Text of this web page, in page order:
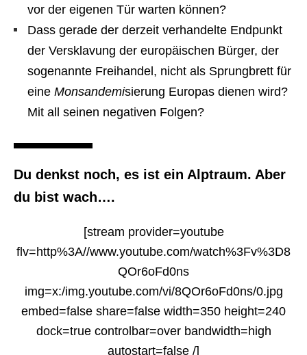
vor der eigenen Tür warten können?
Dass gerade der derzeit verhandelte Endpunkt
der Versklavung der europäischen Bürger, der
sogenannte Freihandel, nicht als Sprungbrett für
eine Monsandemisierung Europas dienen wird?
Mit all seinen negativen Folgen?
Du denkst noch, es ist ein Alptraum. Aber
du bist wach….
[stream provider=youtube
flv=http%3A//www.youtube.com/watch%3Fv%3D8
QOr6oFd0ns
img=x:/img.youtube.com/vi/8QOr6oFd0ns/0.jpg
embed=false share=false width=350 height=240
dock=true controlbar=over bandwidth=high
autostart=false /]